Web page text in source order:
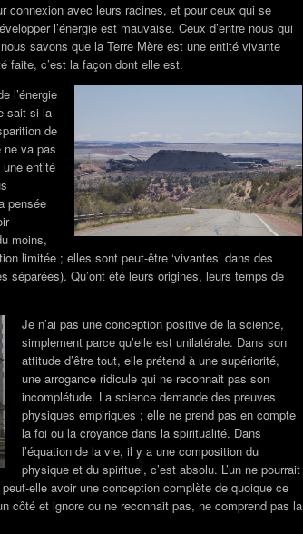
connexion avec leurs racines, et pour ceux qui se
l’énergie est mauvaise. Ceux d’entre nous qui
savons que la Terre Mère est une entité vivante
faite, c’est la façon dont elle est.
l’énergie
sait si la
de
ne va pas
entité
pensée
moins,
limitée ; elles sont peut-être ‘vivantes’ dans des
séparées). Qu’ont été leurs origines, leurs temps de
Je n’ai pas une conception positive de la science,
simplement parce qu’elle est unilatérale. Dans son
attitude d’être tout, elle prétend à une supériorité,
une arrogance ridicule qui ne reconnait pas son
incomplétude. La science demande des preuves
physiques empiriques ; elle ne prend pas en compte
la foi ou la croyance dans la spiritualité. Dans
l’équation de la vie, il y a une composition du
physique et du spirituel, c’est absolu. L’un ne pourrait
elle avoir une conception complète de quoique ce
côté et ignore ou ne reconnait pas, ne comprend pas la